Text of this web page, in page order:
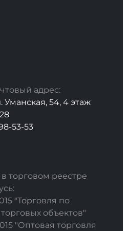
адрес:
Уманская, 54, 4 этаж
53-53
торговом реестре
"Торговля по
объектов"
"Оптовая торговля